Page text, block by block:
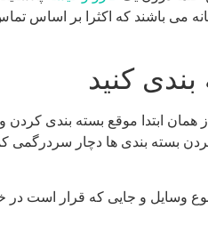
می باشند که اکثرا بر اساس
ابتدا موقع بسته بندی کردن
کردن بسته بندی ها دچار سردرگمی
وسایل و جایی که قرار است در